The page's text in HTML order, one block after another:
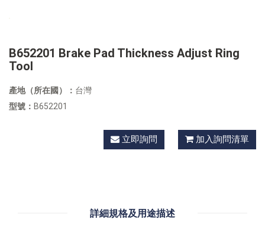
B652201 Brake Pad Thickness Adjust Ring
Tool
產地（所在國）： 台灣
型號： B652201
立即詢問 加入詢問清單
詳細規格及用途描述